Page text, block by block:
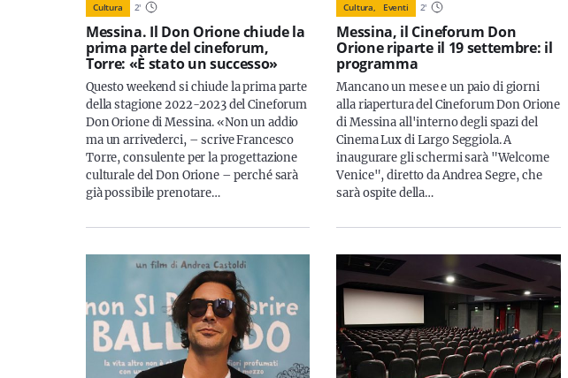
Cultura 2'
Messina. Il Don Orione chiude la
prima parte del cineforum,
Torre: «È stato un successo»
Questo weekend si chiude la prima parte
della stagione 2022-2023 del Cineforum
Don Orione di Messina. «Non un addio
ma un arrivederci, – scrive Francesco
Torre, consulente per la progettazione
culturale del Don Orione – perché sarà
già possibile prenotare…
Cultura, Eventi 2'
Messina, il Cineforum Don
Orione riparte il 19 settembre: il
programma
Mancano un mese e un paio di giorni
alla riapertura del Cineforum Don Orione
di Messina all'interno degli spazi del
Cinema Lux di Largo Seggiola. A
inaugurare gli schermi sarà "Welcome
Venice", diretto da Andrea Segre, che
sarà ospite della…